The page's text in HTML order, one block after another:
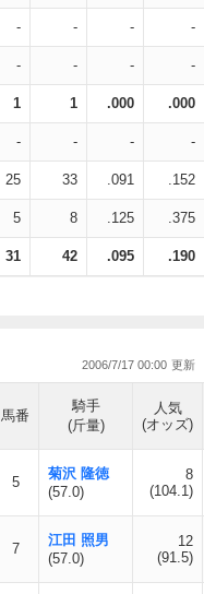
- - - -
- - - -
1 1 .000 .000
- - - -
25 33 .091 .152
5 8 .125 .375
31 42 .095 .190
2006/7/17 00:00
馬番
騎手
(斤量)
人気
(オッズ)
5
菊沢 隆徳
(57.0)
8
(104.1)
7
江田 照男
(57.0)
12
(91.5)